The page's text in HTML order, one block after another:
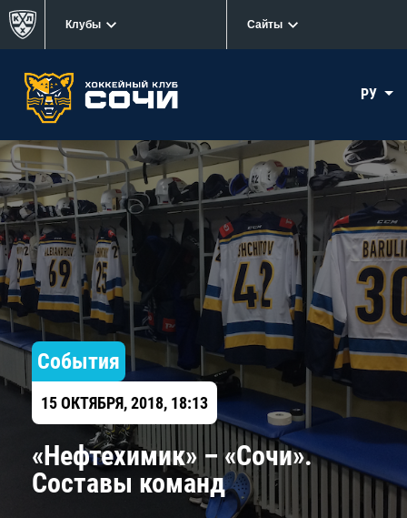
Клубы Сайты
РУ
События
15 ОКТЯБРЯ, 2018, 18:13
«Нефтехимик» – «Сочи».
Составы команд